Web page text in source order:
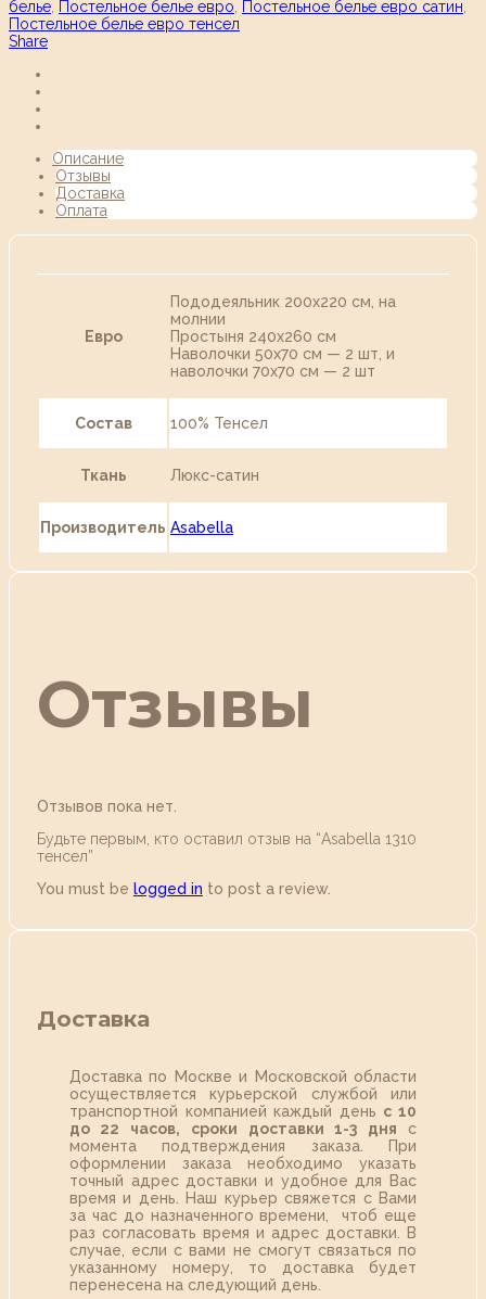
белье Постельное белье евро Постельное белье евро сатин
Постельное белье евро тенсел
Share
Описание
Отзывы
Доставка
Оплата
Евро
Пододеяльник 200х220 см, на
молнии
Простыня 240х260 см
Наволочки 50х70 см — 2 шт, и
наволочки 70х70 см — 2 шт
Состав 100% Тенсел
Ткань Люкс-сатин
Производитель Asabella
Отзывы
Отзывов пока нет.
Будьте первым, кто оставил отзыв на “Аsabella 1310
тенсел”
You must be logged in to post a review.
Доставка
Доставка по Москве и Московской области
осуществляется курьерской службой или
транспортной компанией каждый день с 10
до 22 часов,
сроки доставки 1-3 дня с
момента подтверждения заказа. При
оформлении заказа необходимо указать
точный адрес доставки и удобное для Вас
время и день. Наш курьер свяжется с Вами
за час до назначенного времени, чтоб еще
раз согласовать время и адрес доставки. В
случае, если с вами не смогут связаться по
указанному номеру, то доставка будет
перенесена на следующий день.